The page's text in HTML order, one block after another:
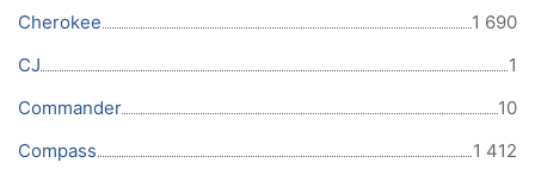
Cherokee
1 690
CJ
1
Commander
10
Compass
1 412